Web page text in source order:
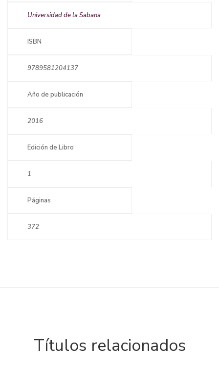
Universidad de la Sabana
ISBN
9789581204137
Año de publicación
2016
Edición de Libro
1
Páginas
372
Títulos relacionados